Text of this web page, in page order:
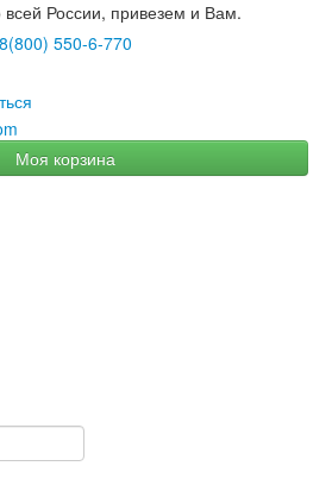
России, привезем и Вам.
8(800) 550-6-770
Моя корзина